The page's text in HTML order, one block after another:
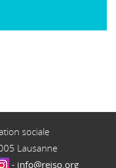
sociale
Lausanne
- info@reiso.org